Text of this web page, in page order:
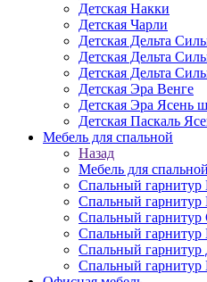
Детская Накки
Детская Чарли
Детская Дельта
Детская Дельта
Детская Дельта
Детская Эра Венге
Детская Эра Ясень
Детская Паскаль
Мебель для спальной
Назад
Мебель для спальной
Спальный гарнитур
Спальный гарнитур
Спальный гарнитур
Спальный гарнитур
Спальный гарнитур
Спальный гарнитур